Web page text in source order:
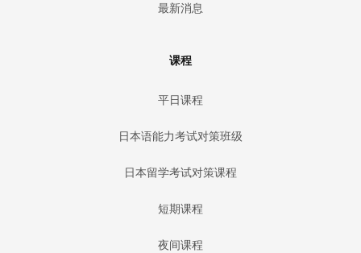
最新消息
课程
平日课程
日本语能力考试对策班级
日本留学考试对策课程
短期课程
夜间课程